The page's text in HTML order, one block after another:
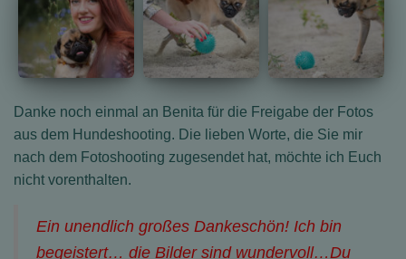
Danke noch einmal an Benita für die Freigabe der Fotos
aus dem Hundeshooting. Die lieben Worte, die Sie mir
nach dem Fotoshooting zugesendet hat, möchte ich Euch
nicht vorenthalten.
Ein unendlich großes Dankeschön! Ich bin
begeistert… die Bilder sind wundervoll…Du